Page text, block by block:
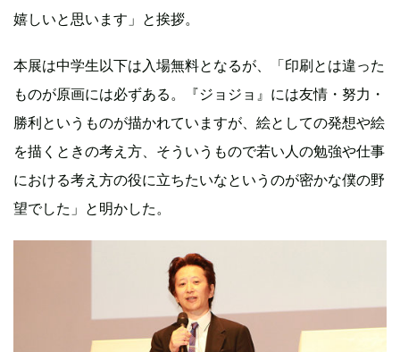
嬉しいと思います」と挨拶。
本展は中学生以下は入場無料となるが、「印刷とは違った
ものが原画には必ずある。『ジョジョ』には友情・努力・
勝利というものが描かれていますが、絵としての発想や絵
を描くときの考え方、そういうもので若い人の勉強や仕事
における考え方の役に立ちたいなというのが密かな僕の野
望でした」と明かした。